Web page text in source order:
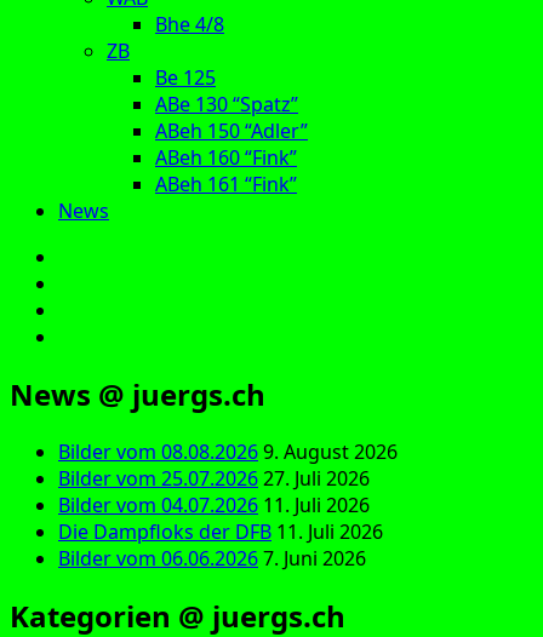
Bhe 4/8
ZB
Be 125
ABe 130 “Spatz”
ABeh 150 “Adler”
ABeh 160 “Fink”
ABeh 161 “Fink”
News
News @ juergs.ch
Bilder vom 08.08.20269. August 2026
Bilder vom 25.07.202627. Juli 2026
Bilder vom 04.07.2026 11. Juli 2026
Die Dampfloks der DFB 11. Juli 2026
Bilder vom 06.06.20267. Juni 2026
Kategorien @ juergs.ch